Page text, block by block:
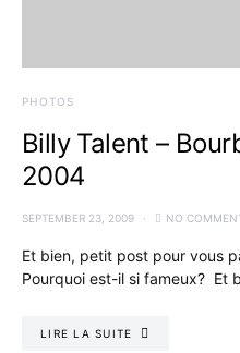
PHOTOS
Billy Talent –
2004
SEPTEMBER 23, 2009 NO
Et bien, petit post pour vous
Pourquoi est-il si fameux? Et
LIRE LA SUITE